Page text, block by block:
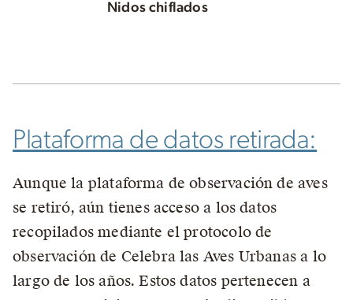
Nidos chiflados
Plataforma de datos retirada:
Aunque la plataforma de observación de aves
se retiró, aún tienes acceso a los datos
recopilados mediante el protocolo de
observación de Celebra las Aves Urbanas a lo
largo de los años. Estos datos pertenecen a